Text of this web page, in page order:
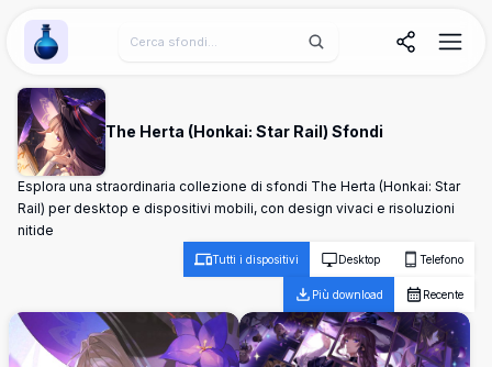
Wallpaper Alchemy
The Herta (Honkai: Star Rail) Sfondi
Esplora una straordinaria collezione di sfondi The Herta (Honkai: Star
Rail) per desktop e dispositivi mobili, con design vivaci e risoluzioni
nitide
Tutti i dispositivi Desktop Telefono
Più download Recente